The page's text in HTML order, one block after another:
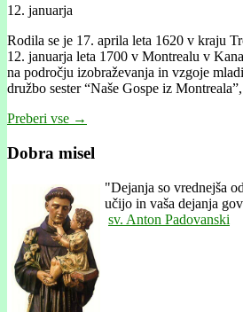
12. januarja
Rodila se je 17. aprila leta 1620 v kraju
12. januarja leta 1700 v Montrealu v
na področju izobraževanja in vzgoje
družbo sester “Naše Gospe iz
Preberi vse →
Dobra misel
"Dejanja so vrednejša
učijo in vaša dejanja
sv. Anton Padovanski